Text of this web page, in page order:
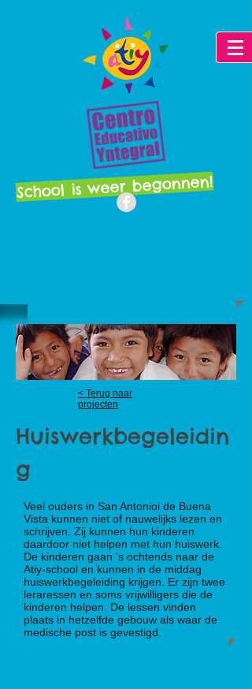
School is weer begonnen!
< Terug naar
projecten
Huiswerkbegeleidin
g
Veel ouders in San Antonioi de Buena
Vista kunnen niet of nauwelijks lezen en
schrijven. Zij kunnen hun kinderen
daardoor niet helpen met hun huiswerk.
De kinderen gaan ’s ochtends naar de
Atiy-school en kunnen in de middag
huiswerkbegeleiding krijgen. Er zijn twee
leraressen en soms vrijwilligers die de
kinderen helpen. De lessen vinden
plaats in hetzelfde gebouw als waar de
medische post is gevestigd.